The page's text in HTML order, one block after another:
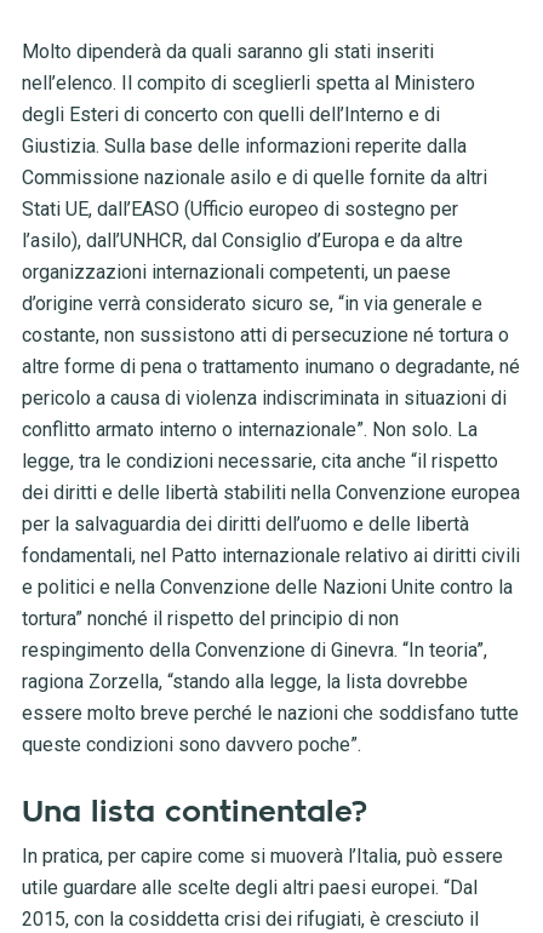
Molto dipenderà da quali saranno gli stati inseriti
nell’elenco. Il compito di sceglierli spetta al Ministero
degli Esteri di concerto con quelli dell’Interno e di
Giustizia. Sulla base delle informazioni reperite dalla
Commissione nazionale asilo e di quelle fornite da altri
Stati UE, dall’EASO (Ufficio europeo di sostegno per
l’asilo), dall’UNHCR, dal Consiglio d’Europa e da altre
organizzazioni internazionali competenti, un paese
d’origine verrà considerato sicuro se, “in via generale e
costante, non sussistono atti di persecuzione né tortura o
altre forme di pena o trattamento inumano o degradante, né
pericolo a causa di violenza indiscriminata in situazioni di
conflitto armato interno o internazionale”. Non solo. La
legge, tra le condizioni necessarie, cita anche “il rispetto
dei diritti e delle libertà stabiliti nella Convenzione europea
per la salvaguardia dei diritti dell’uomo e delle libertà
fondamentali, nel Patto internazionale relativo ai diritti civili
e politici e nella Convenzione delle Nazioni Unite contro la
tortura” nonché il rispetto del principio di non
respingimento della Convenzione di Ginevra. “In teoria”,
ragiona Zorzella, “stando alla legge, la lista dovrebbe
essere molto breve perché le nazioni che soddisfano tutte
queste condizioni sono davvero poche”.
Una lista continentale?
In pratica, per capire come si muoverà l’Italia, può essere
utile guardare alle scelte degli altri paesi europei. “Dal
2015, con la cosiddetta crisi dei rifugiati, è cresciuto il